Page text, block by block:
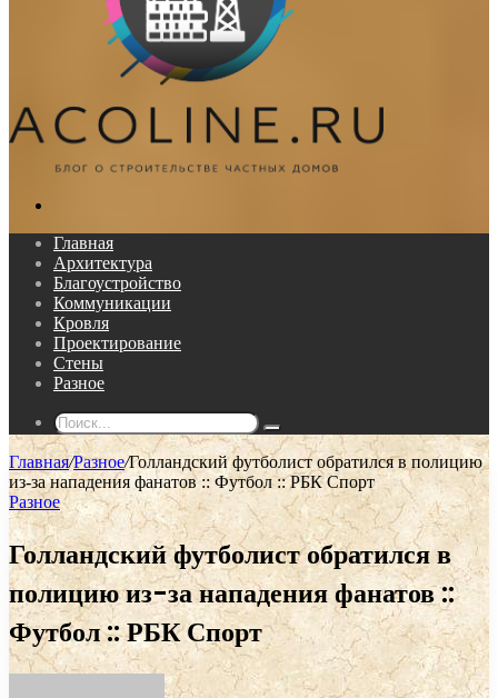
Главная
Архитектура
Благоустройство
Коммуникации
Кровля
Проектирование
Стены
Разное
Поиск...
Главная/Разное/Голландский футболист обратился в полицию
из-за нападения фанатов :: Футбол :: РБК Спорт
Разное
Голландский футболист обратился в
полицию из-за нападения фанатов ::
Футбол :: РБК Спорт